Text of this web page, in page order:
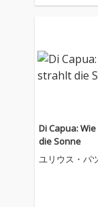
Di Capua:
die Sonne
ユリウス・パ